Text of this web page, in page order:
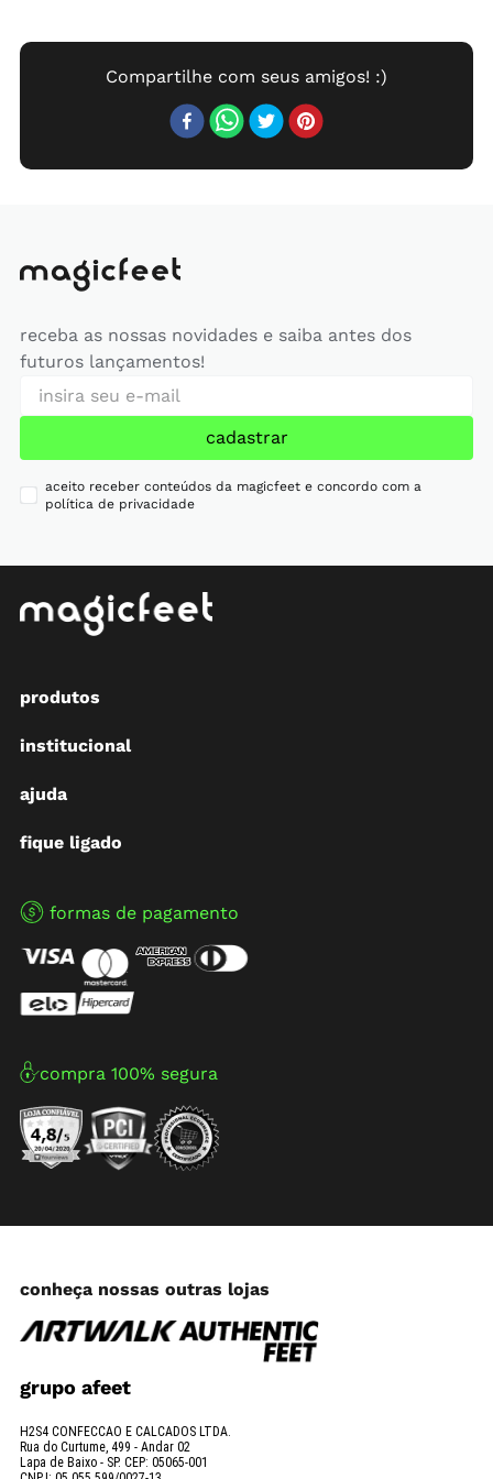
receba as nossas novidades e saiba antes dos
futuros lançamentos!
cadastrar
aceito receber conteúdos da magicfeet e concordo com a
política de privacidade
produtos
institucional
ajuda
fique ligado
formas de pagamento
compra 100% segura
conheça nossas outras lojas
grupo afeet
H2S4 CONFECCAO E CALCADOS LTDA.
Rua do Curtume, 499 - Andar 02
Lapa de Baixo - SP. CEP: 05065-001